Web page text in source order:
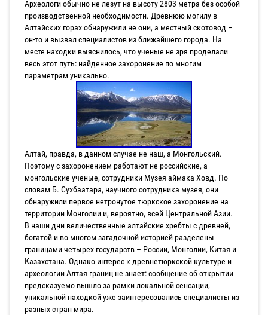
Археологи обычно не лезут на высоту 2803 метра без особой
производственной необходимости. Древнюю могилу в
Алтайских горах обнаружили не они, а местный скотовод –
он-то и вызвал специалистов из ближайшего города. На
месте находки выяснилось, что ученые не зря проделали
весь этот путь: найденное захоронение по многим
параметрам уникально.
Алтай, правда, в данном случае не наш, а Монгольский.
Поэтому с захоронением работают не российские, а
монгольские ученые, сотрудники Музея аймака Ховд. По
словам Б. Сухбаатара, научного сотрудника музея, они
обнаружили первое нетронутое тюркское захоронение на
территории Монголии и, вероятно, всей Центральной Азии.
В наши дни величественные алтайские хребты с древней,
богатой и во многом загадочной историей разделены
границами четырех государств – России, Монголии, Китая и
Казахстана. Однако интерес к древнетюркской культуре и
археологии Алтая границ не знает: сообщение об открытии
предсказуемо вышло за рамки локальной сенсации,
уникальной находкой уже заинтересовались специалисты из
разных стран мира.